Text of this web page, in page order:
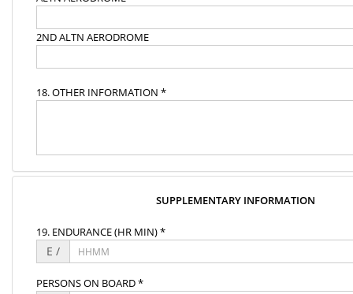
2ND ALTN AERODROME
18. OTHER INFORMATION *
SUPPLEMENTARY INFORMATION
19. ENDURANCE (HR MIN) *
E /
PERSONS ON BOARD *